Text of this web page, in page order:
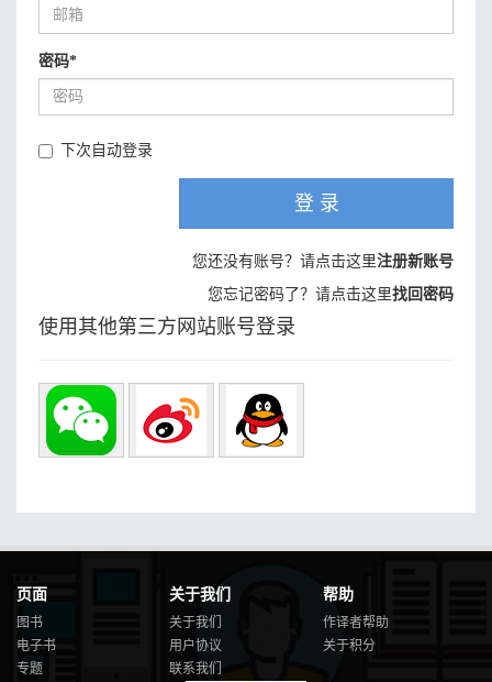
密码*
下次自动登录
登 录
您还没有账号？请点击这里注册新账号
您忘记密码了？请点击这里找回密码
使用其他第三方网站账号登录
页面
图书
电子书
专题
关于我们
关于我们
用户协议
联系我们
帮助
作译者帮助
关于积分